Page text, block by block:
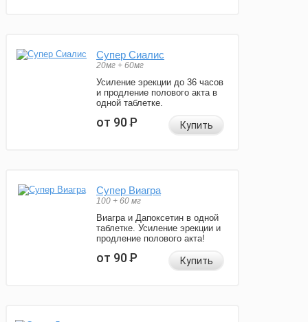
Супер Сиалис
20мг + 60мг
Усиление эрекции до 36 часов
и продление полового акта в
одной таблетке.
от 90Р Купить
Супер Виагра
100 + 60 мг
Виагра и Дапоксетин в одной
таблетке. Усиление эрекции и
продление полового акта!
от 90Р Купить